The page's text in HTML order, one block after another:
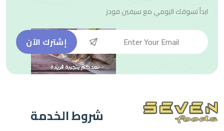
ابدأ تسوقك اليومي معسيفين فودز
إشترك الآن
شروط الخدمة